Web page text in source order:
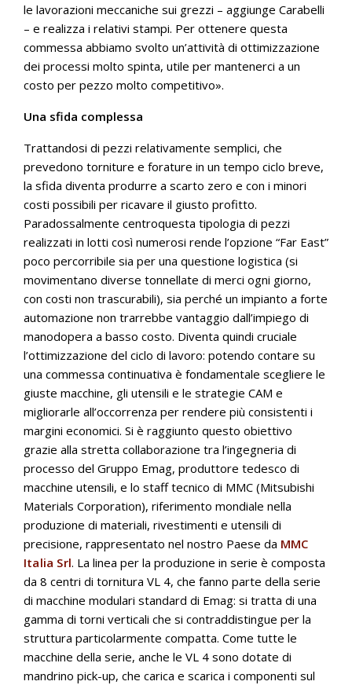
le lavorazioni meccaniche sui grezzi – aggiunge Carabelli
– e realizza i relativi stampi. Per ottenere questa
commessa abbiamo svolto un’attività di ottimizzazione
dei processi molto spinta, utile per mantenerci a un
costo per pezzo molto competitivo».
Una sfida complessa
Trattandosi di pezzi relativamente semplici, che
prevedono torniture e forature in un tempo ciclo breve,
la sfida diventa produrre a scarto zero e con i minori
costi possibili per ricavare il giusto profitto.
Paradossalmente centroquesta tipologia di pezzi
realizzati in lotti così numerosi rende l’opzione “Far East”
poco percorribile sia per una questione logistica (si
movimentano diverse tonnellate di merci ogni giorno,
con costi non trascurabili), sia perché un impianto a forte
automazione non trarrebbe vantaggio dall’impiego di
manodopera a basso costo. Diventa quindi cruciale
l’ottimizzazione del ciclo di lavoro: potendo contare su
una commessa continuativa è fondamentale scegliere le
giuste macchine, gli utensili e le strategie CAM e
migliorarle all’occorrenza per rendere più consistenti i
margini economici. Si è raggiunto questo obiettivo
grazie alla stretta collaborazione tra l’ingegneria di
processo del Gruppo Emag, produttore tedesco di
macchine utensili, e lo staff tecnico di MMC (Mitsubishi
Materials Corporation), riferimento mondiale nella
produzione di materiali, rivestimenti e utensili di
precisione, rappresentato nel nostro Paese da MMC
Italia Srl. La linea per la produzione in serie è composta
da 8 centri di tornitura VL 4, che fanno parte della serie
di macchine modulari standard di Emag: si tratta di una
gamma di torni verticali che si contraddistingue per la
struttura particolarmente compatta. Come tutte le
macchine della serie, anche le VL 4 sono dotate di
mandrino pick-up, che carica e scarica i componenti sul